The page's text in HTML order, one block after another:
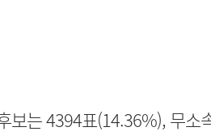
보는 4394표(14.36%), 무소